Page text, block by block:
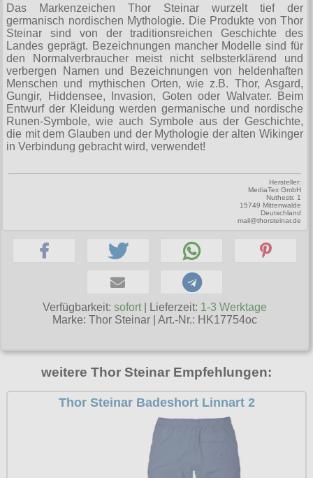
XXXXXL
XXXXXXL
Yakuza
Kleidung
Bademoden
Bauchtaschen
Fliegerjacken
Jogginghosen
Outdoorbekleidung
Petticoats
Nordische Götterwelt
Punkrock
Rockabilly
Wikinger
Das Markenzeichen Thor Steinar wurzelt tief der
germanisch nordischen Mythologie. Die Produkte von Thor
Steinar sind von der traditionsreichen Geschichte des
Landes geprägt. Bezeichnungen mancher Modelle sind für
den Normalverbraucher meist nicht selbsterklärend und
verbergen Namen und Bezeichnungen von heldenhaften
Menschen und mythischen Orten, wie z.B. Thor, Asgard,
Gungir, Hiddensee, Invasion, Goten oder Walvater. Beim
Entwurf der Kleidung werden germanische und nordische
Runen-Symbole, wie auch Symbole aus der Geschichte,
die mit dem Glauben und der Mythologie der alten Wikinger
in Verbindung gebracht wird, verwendet!
Hersteller:
MediaTex GmbH
Nuthestr. 1
15749 Mittenwalde
Deutschland
mail@thorsteinar.de
Verfügbarkeit:sofort | Lieferzeit: 1-3 Werktage
Marke:Thor Steinar |Art.-Nr.: HK17754oc
weitere Thor Steinar Empfehlungen:
Thor Steinar Badeshort Linnart 2